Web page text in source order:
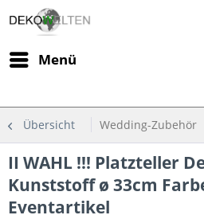
Menü
Übersicht Wedding-Zubehör
II WAHL !!! Platzteller
Kunststoff ø 33cm
Eventartikel